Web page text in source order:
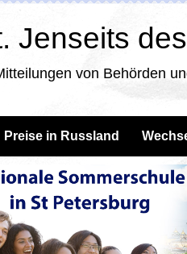
Jenseits
von Behörden
Preise in Russland